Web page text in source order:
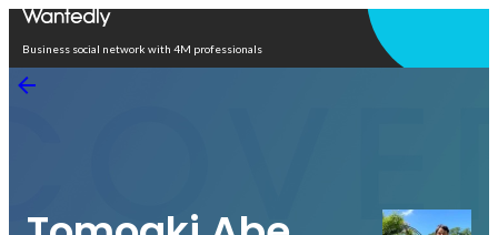
Business social network with 4M professionals